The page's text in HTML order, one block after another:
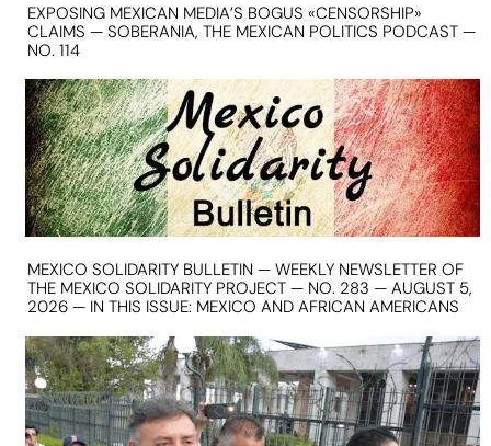
EXPOSING MEXICAN MEDIA’S BOGUS «CENSORSHIP»
CLAIMS — SOBERANIA, THE MEXICAN POLITICS PODCAST —
NO. 114
MEXICO SOLIDARITY BULLETIN — WEEKLY NEWSLETTER OF
THE MEXICO SOLIDARITY PROJECT — NO. 283 — AUGUST 5,
2026 — IN THIS ISSUE: MEXICO AND AFRICAN AMERICANS